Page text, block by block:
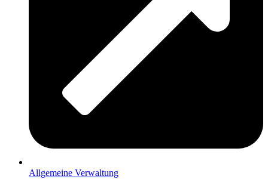
Allgemeine Verwaltung